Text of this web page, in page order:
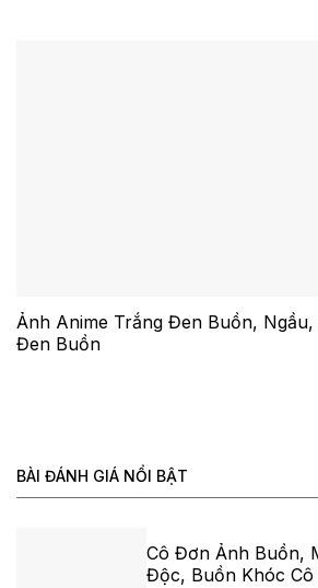
Ảnh Anime Trắng Đen Buồn,
Đen Buồn
BÀI ĐÁNH GIÁ NỔI BẬT
Cô Đơn Ảnh Buồn,
Độc, Buồn Khóc